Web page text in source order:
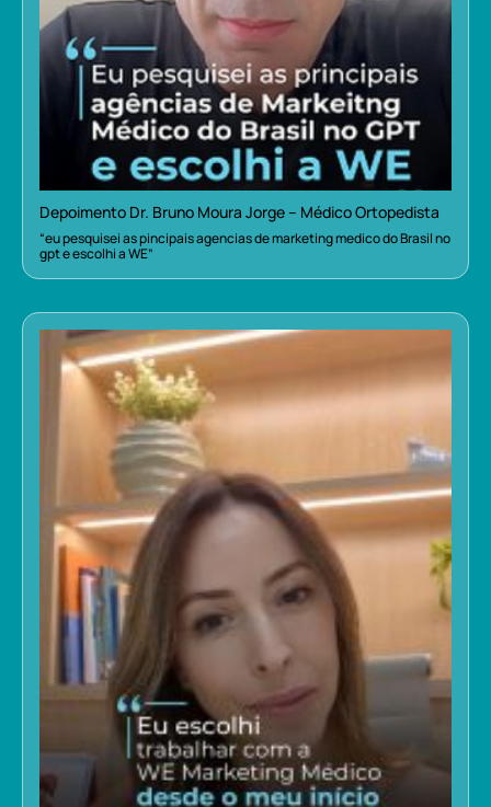
Depoimento Dr. Bruno Moura Jorge – Médico Ortopedista
“eu pesquisei as pincipais agencias de marketing medico do Brasil no
gpt e escolhi a WE”